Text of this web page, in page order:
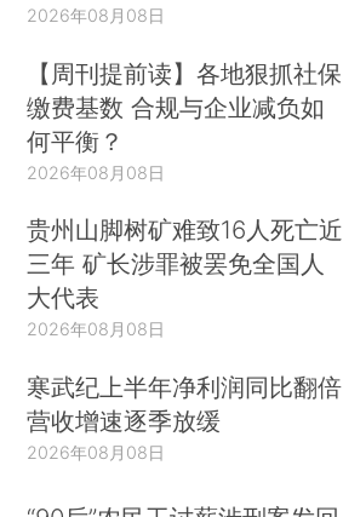
2026年08月08日
【周刊提前读】各地狠抓社保
缴费基数 合规与企业减负如
何平衡？
2026年08月08日
贵州山脚树矿难致16人死亡近
三年 矿长涉罪被罢免全国人
大代表
2026年08月08日
寒武纪上半年净利润同比翻倍
营收增速逐季放缓
2026年08月08日